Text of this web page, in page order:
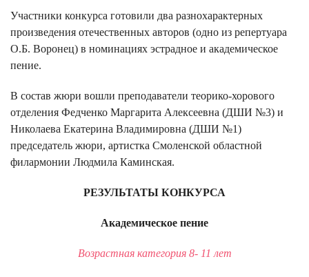
Участники конкурса готовили два разнохарактерных
произведения отечественных авторов (одно из репертуара
О.Б. Воронец) в номинациях эстрадное и академическое
пение.
В состав жюри вошли преподаватели теорико-хорового
отделения Федченко Маргарита Алексеевна (ДШИ №3) и
Николаева Екатерина Владимировна (ДШИ №1)
председатель жюри, артистка Смоленской областной
филармонии Людмила Каминская.
РЕЗУЛЬТАТЫ КОНКУРСА
Академическое пение
Возрастная категория 8- 11 лет